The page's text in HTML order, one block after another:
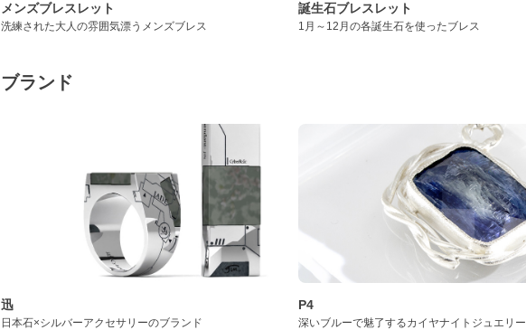
メンズブレスレット
洗練された大人の雰囲気漂うメンズブレス
誕生石ブレスレット
1月～12月の各誕生石を使ったブレス
ブランド
迅
日本石×シルバーアクセサリーのブランド
P4
深いブルーで魅了するカイヤナイトジュエリー